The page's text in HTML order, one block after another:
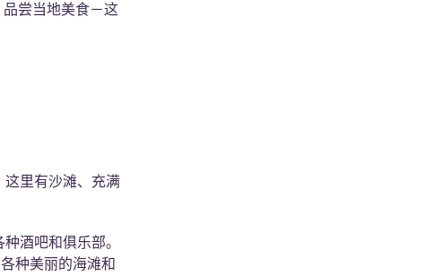
尝当地美食－这
这里有沙滩、充满
酒吧和俱乐部。
种美丽的海滩和